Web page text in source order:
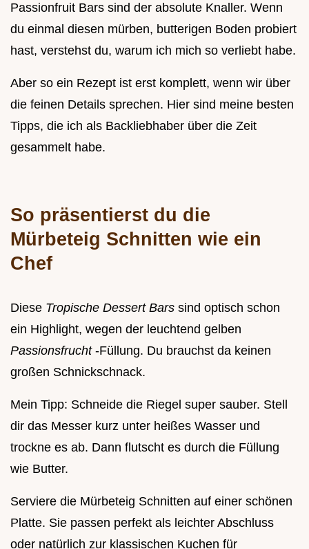
Passionfruit Bars sind der absolute Knaller. Wenn
du einmal diesen mürben, butterigen Boden probiert
hast, verstehst du, warum ich mich so verliebt habe.
Aber so ein Rezept ist erst komplett, wenn wir über
die feinen Details sprechen. Hier sind meine besten
Tipps, die ich als Backliebhaber über die Zeit
gesammelt habe.
So präsentierst du die
Mürbeteig Schnitten wie ein
Chef
Diese Tropische Dessert Bars sind optisch schon
ein Highlight, wegen der leuchtend gelben
Passionsfrucht -Füllung. Du brauchst da keinen
großen Schnickschnack.
Mein Tipp: Schneide die Riegel super sauber. Stell
dir das Messer kurz unter heißes Wasser und
trockne es ab. Dann flutscht es durch die Füllung
wie Butter.
Serviere die Mürbeteig Schnitten auf einer schönen
Platte. Sie passen perfekt als leichter Abschluss
oder natürlich zur klassischen Kuchen für